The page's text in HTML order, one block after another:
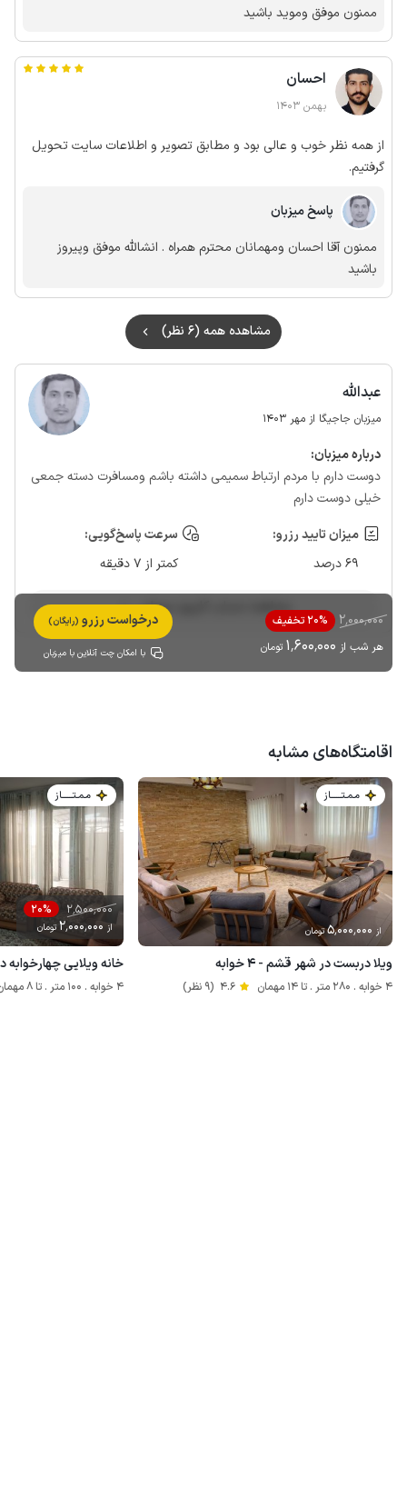
ممنون موفق وموید باشید
احسان
بهمن 1403
از همه نظر خوب و عالی بود و مطابق تصویر و اطلاعات سایت تحویل
گرفتیم.
پاسخ میزبان
ممنون آقا احسان ومهمانان محترم همراه . انشالله موفق وپیروز
باشید
مشاهده همه (6 نظر)
عبدالله
میزبان جاجیگا از مهر 1403
درباره‌ میزبان:
دوست دارم با مردم ارتباط سمیمی داشته باشم ومسافرت دسته جمعی
خیلی دوست دارم
میزان تایید رزرو:
69 درصد
سرعت پاسخ‌گویی:
کمتر از 7 دقیقه
مشاهده حساب کاربری میزبان
2٬000٬000
20% تخفیف
هر شب از 1٬600٬000 تومان
درخواست رزرو (رایگان)
با امکان چت آنلاین با میزبان
اقامتگاه‌های مشابه
مـمـتــــــاز
از 5٬000٬000تومان
ویلا دربست در شهر قشم - ۴ خوابه
4 خوابه . 280 متر . تا 14 مهمان 4.6 (9 نظر)
مـمـتــــــاز
2٬500٬000 20%
از 2٬000٬000 تومان
خانه ویلایی
4 خوابه . 100 متر . تا 8 مهمان